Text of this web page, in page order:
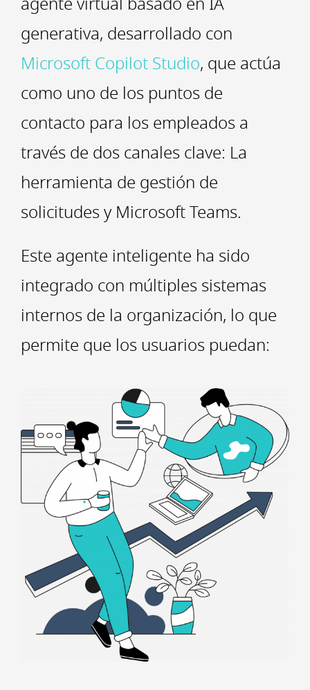
generativa, desarrollado con
Microsoft Copilot Studio, que actúa
como uno de los puntos de
contacto para los empleados a
través de dos canales clave: La
herramienta de gestión de
solicitudes y Microsoft Teams.
Este agente inteligente ha sido
integrado con múltiples sistemas
internos de la organización, lo que
permite que los usuarios puedan: